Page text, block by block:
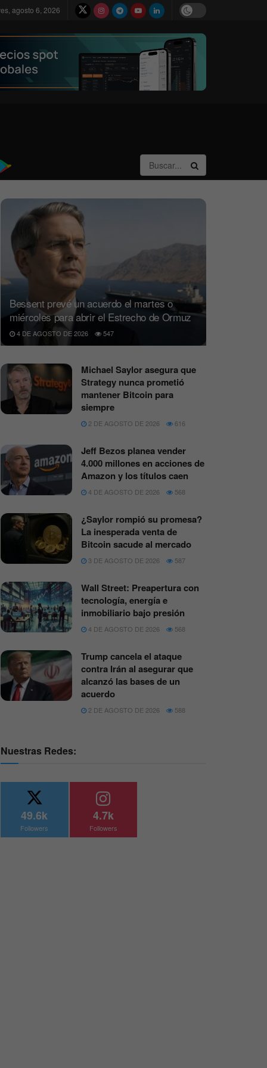
agosto 6, 2026
Bessent prevé un acuerdo el martes o
miércoles para abrir el Estrecho de Ormuz
4 DE AGOSTO DE 2026 547
Michael Saylor asegura que
Strategy nunca prometió
mantener Bitcoin para
siempre
2 DE AGOSTO DE 2026 616
Jeff Bezos planea vender
4.000 millones en acciones de
Amazon y los títulos caen
4 DE AGOSTO DE 2026 568
¿Saylor rompió su promesa?
La inesperada venta de
Bitcoin sacude al mercado
3 DE AGOSTO DE 2026 587
Wall Street: Preapertura con
tecnología, energía e
inmobiliario bajo presión
4 DE AGOSTO DE 2026 568
Trump cancela el ataque
contra Irán al asegurar que
alcanzó las bases de un
acuerdo
2 DE AGOSTO DE 2026 588
Nuestras Redes:
49.6k
Followers
4.7k
Followers